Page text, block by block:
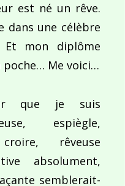
est né un rêve.
dans une célèbre
Et mon diplôme
poche… Me voici…
que je suis
espiègle,
rêveuse
absolument,
semblerait-